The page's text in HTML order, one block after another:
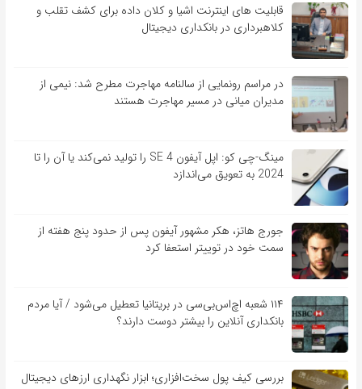
قابلیت ‏های اینترنت اشیا و کلان‏ داده برای کشف تقلب و
کلاهبرداری در بانکداری دیجیتال
در مراسم رونمایی از سالنامه مهاجرت مطرح شد: نیمی از
مدیران میانی در مسیر مهاجرت هستند
مینگ-چی کو: اپل آیفون SE 4 را تولید نمی‌کند یا آن را تا
2024 به تعویق می‌اندازد
جورج هاتز، هکر مشهور آیفون پس از حدود پنج هفته از
سمت خود در توییتر استعفا کرد
۱۱۴ شعبه اچ‌اس‌بی‌سی در بریتانیا تعطیل می‌شود / آیا مردم
بانکداری آنلاین را بیشتر دوست دارند؟
بررسی کیف‌ پول سخت‌افزاری؛ ابزار نگهداری ارزهای دیجیتال